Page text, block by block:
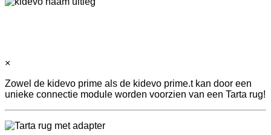
×
Zowel de kidevo prime als de kidevo prime.t kan door een
unieke connectie module worden voorzien van een Tarta rug!